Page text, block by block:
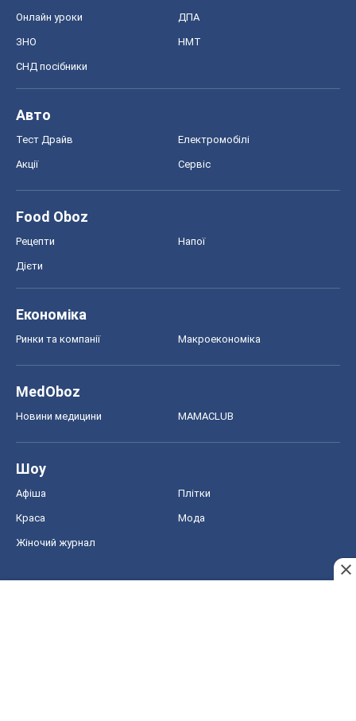
Онлайн уроки ДПА
ЗНО НМТ
СНД посібники
Авто
Тест Драйв Електромобілі
Акції Сервіс
Food Oboz
Рецепти Напої
Дієти
Економіка
Ринки та компанії Макроекономіка
MedOboz
Новини медицини MAMACLUB
Шоу
Афіша Плітки
Краса Мода
Жіночий журнал